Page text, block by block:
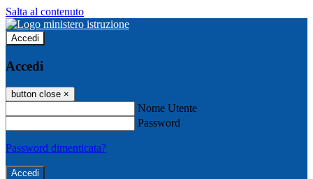
Salta al contenuto
Accedi
Accedi
button close ×
Nome Utente
Password
Password dimenticata?